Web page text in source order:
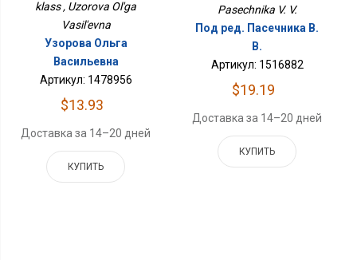
klass , Uzorova Ol'ga
Vasil'evna
Узорова Ольга
Васильевна
Артикул: 1478956
$13.93
Доставка за 14–20 дней
КУПИТЬ
Pasechnika V. V.
Под ред. Пасечника В.
В.
Артикул: 1516882
$19.19
Доставка за 14–20 дней
КУПИТЬ